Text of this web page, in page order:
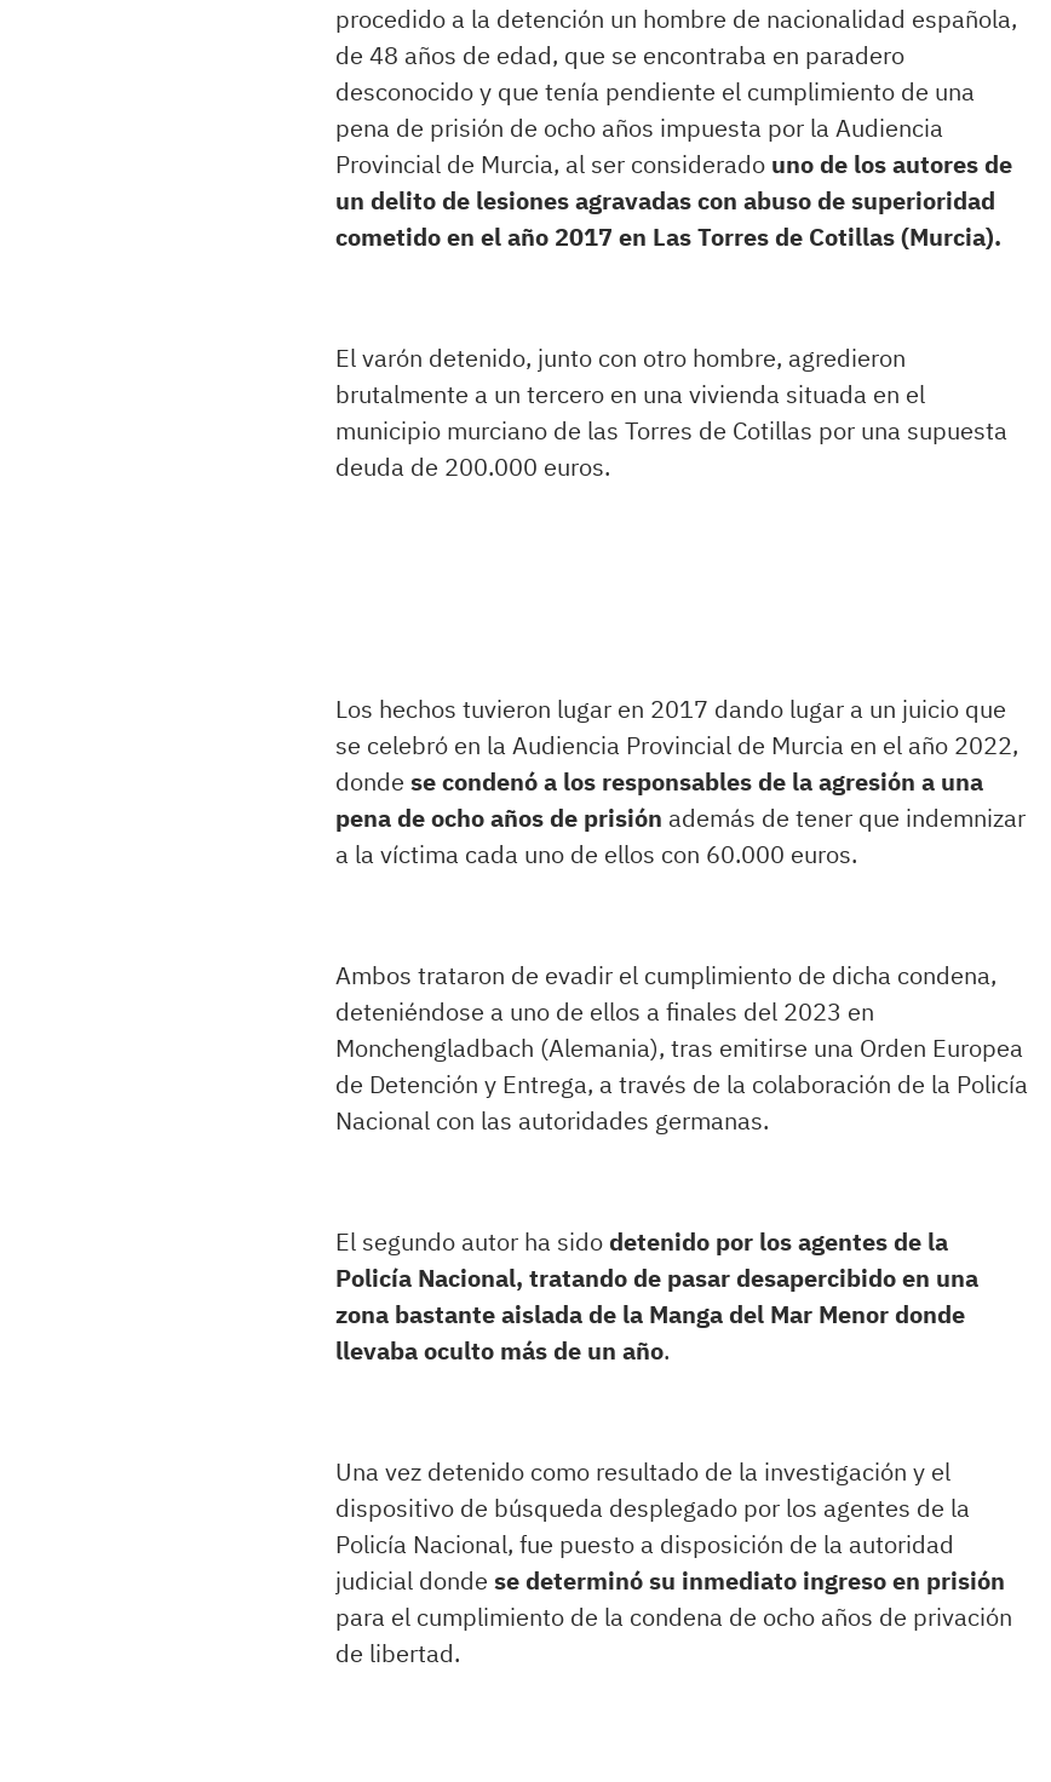
procedido a la detención un hombre de nacionalidad española,
de 48 años de edad, que se encontraba en paradero
desconocido y que tenía pendiente el cumplimiento de una
pena de prisión de ocho años impuesta por la Audiencia
Provincial de Murcia, al ser considerado uno de los autores de
un delito de lesiones agravadas con abuso de superioridad
cometido en el año 2017 en Las Torres de Cotillas (Murcia).
El varón detenido, junto con otro hombre, agredieron
brutalmente a un tercero en una vivienda situada en el
municipio murciano de las Torres de Cotillas por una supuesta
deuda de 200.000 euros.
Los hechos tuvieron lugar en 2017 dando lugar a un juicio que
se celebró en la Audiencia Provincial de Murcia en el año 2022,
dondese condenó a los responsables de la agresión a una
pena de ocho años de prisión además de tener que indemnizar
a la víctima cada uno de ellos con 60.000 euros.
Ambos trataron de evadir el cumplimiento de dicha condena,
deteniéndose a uno de ellos a finales del 2023 en
Monchengladbach (Alemania), tras emitirse una Orden Europea
de Detención y Entrega, a través de la colaboración de la Policía
Nacional con las autoridades germanas.
El segundo autor ha sidodetenido por los agentes de la
Policía Nacional, tratando de pasar desapercibido en una
zona bastante aislada de la Manga del Mar Menor donde
llevaba oculto más de un año.
Una vez detenido como resultado de la investigación y el
dispositivo de búsqueda desplegado por los agentes de la
Policía Nacional, fue puesto a disposición de la autoridad
judicial dondese determinó su inmediato ingreso en prisión
para el cumplimiento de la condena de ocho años de privación
de libertad.